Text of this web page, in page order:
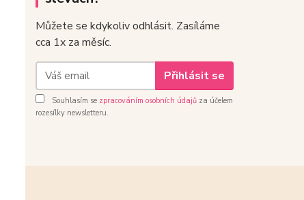
Můžete se kdykoliv odhlásit. Zasíláme
cca 1x za měsíc.
Přihlásit se
Souhlasím se zpracováním osobních údajů za účelem
rozesílky newsletteru.